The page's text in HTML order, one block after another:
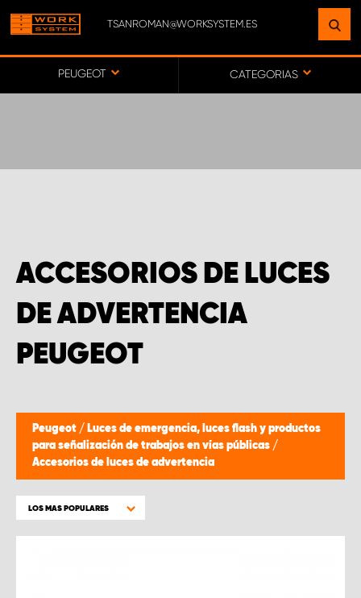
TSANROMAN@WORKSYSTEM.ES
PEUGEOT CATEGORIAS
ACCESORIOS DE LUCES
DE ADVERTENCIA
PEUGEOT
Peugeot / Luces de emergencia, luces flash y productos
para señalización de trabajos en vías públicas /
Accesorios de luces de advertencia
LOS MAS POPULARES
ENCUENTRE UNA INSTALACIÓN
CERCA DE USTED